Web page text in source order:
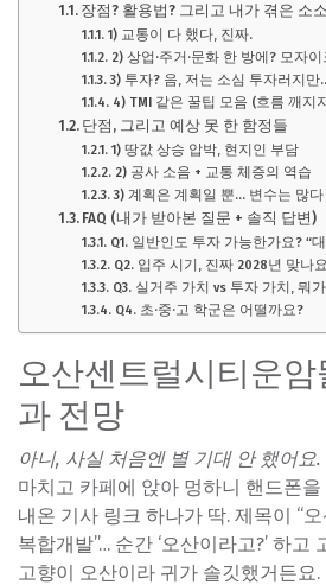
장점? 활용법? 그리고 내가 겪은 소
1) 교통이 다 했다, 진짜.
2) 상업·주거·문화 한 방에? 모자
3) 투자? 음, 저는 소심 투자러지만
4) TMI 같은 꿀팁 모음 (흐름 깨지
단점, 그리고 예상 못 한 함정들
1) 땅값 상승 압박, 현지인 부담
2) 공사 소음 + 교통 체증의 역습
3) 계획은 계획일 뿐… 변수는 많다
FAQ (내가 받아본 질문 + 솔직 답변)
Q1. 일반인도 투자 가능한가요? “
Q2. 입주 시기, 진짜 2028년 맞나
Q3. 실거주 가치 vs 투자 가치, 뭐
Q4. 초·중·고 학군은 어떨까요?
오산센트럴시티운암
과 전망
아니, 사실 처음엔 별 기대 안 했어요.
마치고 카페에 앉아 멍하니 핸드폰
내온 기사 링크 하나가 딱. 제목이 “
복합개발”… 순간 ‘오산이라고?’ 하고
고향이 오산이라 귀가 솔깃했거든요